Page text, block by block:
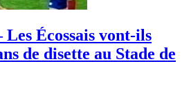
Les Écossais vont-ils
de disette au Stade de